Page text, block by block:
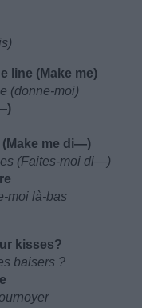
line (Make me)
(donne-moi)
(Make me di—)
(Faites-moi di—)
moi là-bas
kisses?
baisers ?